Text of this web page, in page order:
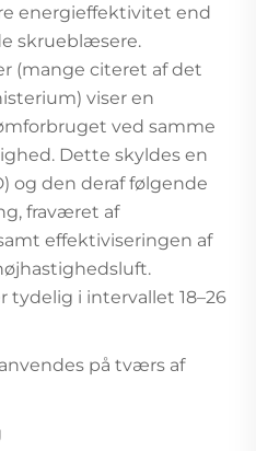
energieffektivitet end
skrueblæsere.
(mange citeret af det
viser en
ved samme
Dette skyldes en
og den deraf følgende
fraværet af
effektiviseringen af
tydelig i intervallet 18–26
på tværs af